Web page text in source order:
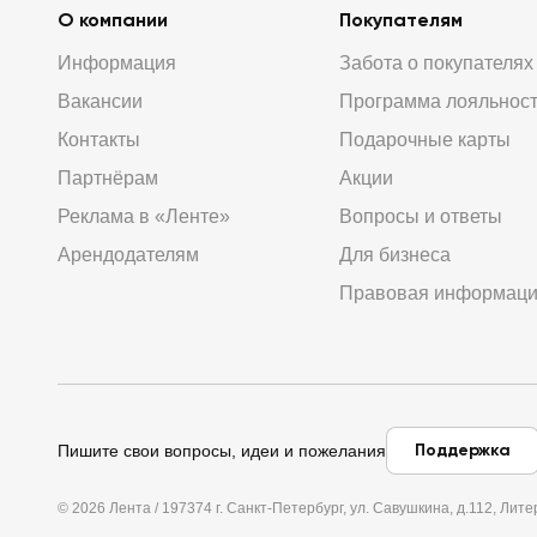
О компании
Информация
Вакансии
Контакты
Партнёрам
Реклама в «Ленте»
Арендодателям
Покупателям
Забота о покупателях
Программа
Подарочные карты
Акции
Вопросы и ответы
Для бизнеса
Правовая
Пишите свои вопросы, идеи и пожелания Поддержка
© 2026 Лента / 197374 г. Санкт-Петербург, ул. Савушкина, д.112,